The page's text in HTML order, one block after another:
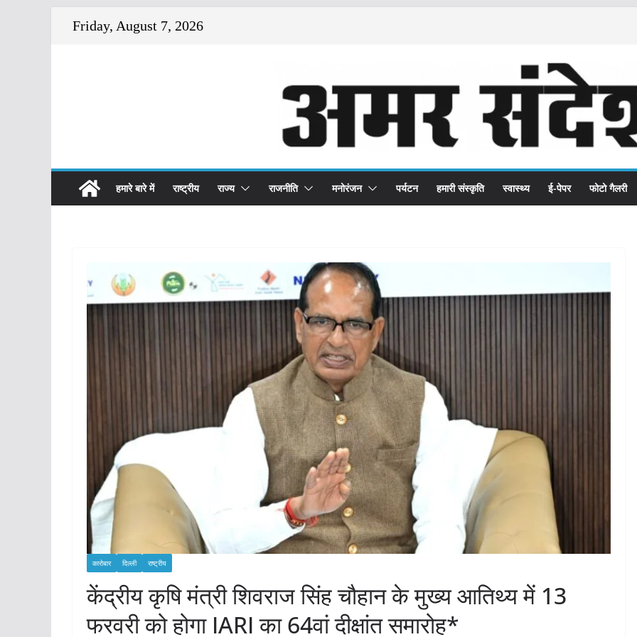
Friday, August 7, 2026
हमारे बारे में राष्ट्रीय राज्य राजनीति मनोरंजन पर्यटन हमारी संस्कृति स्वास्थ्य ई-पेपर फोटो गैलरी
कारोबार दिल्ली राष्ट्रीय
केंद्रीय कृषि मंत्री शिवराज सिंह चौहान के मुख्य आतिथ्य में 13
फरवरी को होगा IARI का 64वां दीक्षांत समारोह*